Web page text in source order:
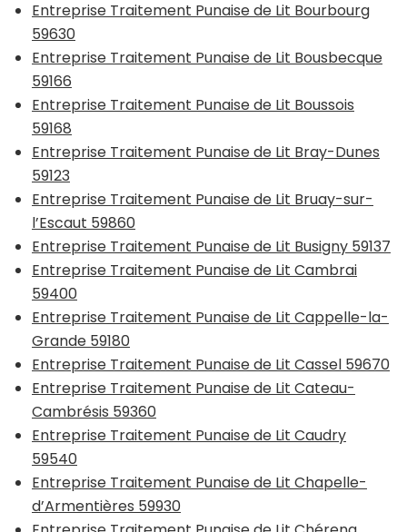
Entreprise Traitement Punaise de Lit Bourbourg
59630
Entreprise Traitement Punaise de Lit Bousbecque
59166
Entreprise Traitement Punaise de Lit Boussois
59168
Entreprise Traitement Punaise de Lit Bray-Dunes
59123
Entreprise Traitement Punaise de Lit Bruay-sur-
l’Escaut 59860
Entreprise Traitement Punaise de Lit Busigny 59137
Entreprise Traitement Punaise de Lit Cambrai
59400
Entreprise Traitement Punaise de Lit Cappelle-la-
Grande 59180
Entreprise Traitement Punaise de Lit Cassel 59670
Entreprise Traitement Punaise de Lit Cateau-
Cambrésis 59360
Entreprise Traitement Punaise de Lit Caudry
59540
Entreprise Traitement Punaise de Lit Chapelle-
d’Armentières 59930